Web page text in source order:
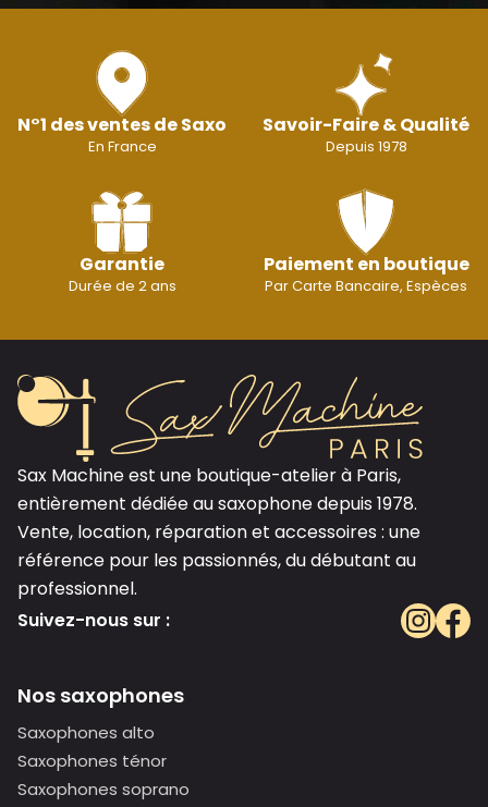
N°1 des ventes de Saxo
En France
Savoir-Faire & Qualité
Depuis 1978
Garantie
Durée de 2 ans
Paiement en boutique
Par Carte Bancaire, Espèces
Sax Machine est une boutique-atelier à Paris,
entièrement dédiée au saxophone depuis 1978.
Vente, location, réparation et accessoires : une
référence pour les passionnés, du débutant au
professionnel.
Suivez-nous sur :
Nos saxophones
Saxophones alto
Saxophones ténor
Saxophones soprano